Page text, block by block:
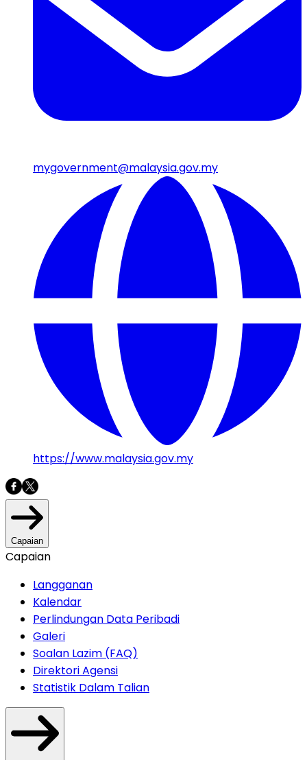
mygovernment@malaysia.gov.my
https://www.malaysia.gov.my
Capaian
Capaian
Langganan
Kalendar
Perlindungan Data Peribadi
Galeri
Soalan Lazim (FAQ)
Direktori Agensi
Statistik Dalam Talian